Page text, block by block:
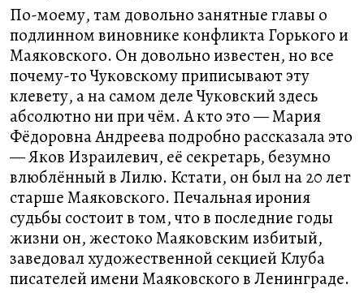
По-моему, там довольно занятные главы о
подлинном виновнике конфликта Горького и
Маяковского. Он довольно известен, но все
почему-то Чуковскому приписывают эту
клевету, а на самом деле Чуковский здесь
абсолютно ни при чём. А кто это — Мария
Фёдоровна Андреева подробно рассказала это
— Яков Израилевич, её секретарь, безумно
влюблённый в Лилю. Кстати, он был на 20 лет
старше Маяковского. Печальная ирония
судьбы состоит в том, что в последние годы
жизни он, жестоко Маяковским избитый,
заведовал художественной секцией Клуба
писателей имени Маяковского в Ленинграде.